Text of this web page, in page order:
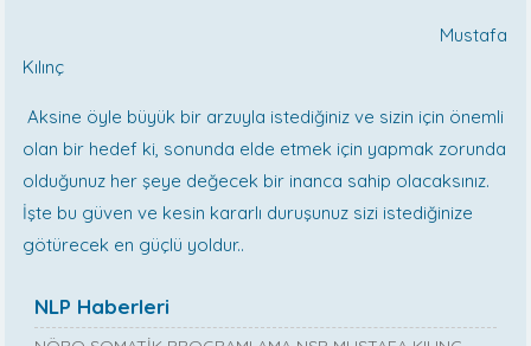
Mustafa
Kılınç
Aksine öyle büyük bir arzuyla istediğiniz ve sizin için önemli
olan bir hedef ki, sonunda elde etmek için yapmak zorunda
olduğunuz her şeye değecek bir inanca sahip olacaksınız.
İşte bu güven ve kesin kararlı duruşunuz sizi istediğinize
götürecek en güçlü yoldur..
NLP Haberleri